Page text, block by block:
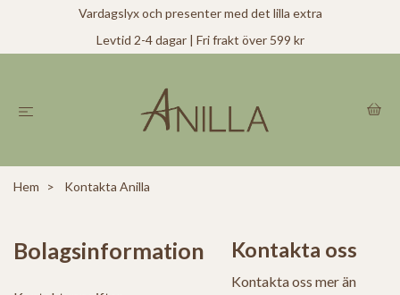
Vardagslyx och presenter med det lilla extra
Levtid 2-4 dagar | Fri frakt över 599 kr
Hem Kontakta Anilla
Bolagsinformation Kontakta oss
Kontakta oss mer än